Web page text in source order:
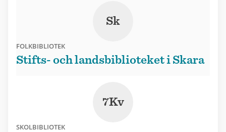
Sk
FOLKBIBLIOTEK
Stifts- och landsbiblioteket i Skara
7Kv
SKOLBIBLIOTEK